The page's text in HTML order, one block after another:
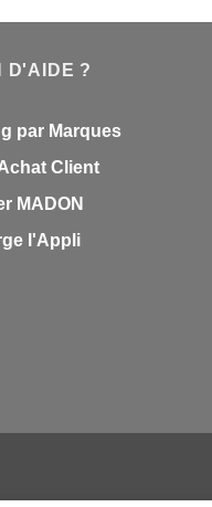
D'AIDE ?
par Marques
Client
MADON
l'Appli